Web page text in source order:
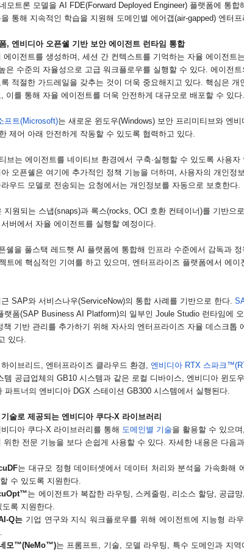
모트론 모델을 AI FDE(Forward Deployed Engineer) 플랫폼에 통합
통해 지속적인 학습을 지원해 도메인별 에어갭(air-gapped) 엔터
, 엔비디아 오픈쉘 기반 보안 에이전트 런타임 통합
에이전트를 생성하며 , 세션 간 컨텍스트를 기억하는 자율 에이전트
은 수준의 자율성으로 고급 워크플로우를 실행할 수 있다. 에이전
적절한 가드레일을 갖추는 것이 더욱 중요해지고 있다. 핵심은 개
, 이를 통해 자율 에이전트를 더욱 안전하게 대규모로 배포할 수 있다.
프트(Microsoft)는 새로운 윈도우(Windows) 보안 프리미티브와 엔
제어 아래 안전하게 작동할 수 있도록 협력하고 있다.
브는 에이전트를 네이티브 환경에서 구축·실행할 수 있도록 사용자
오픈쉘은 여기에 추가적인 정책 기능을 더하며 , 사용자의 개인정
라우드 모델로 전송되는 요청에서는 개인정보를 자동으로 보호한다.
지원되는 스냅(snaps)과 록스(rocks, OCI 호환 컨테이너)를 기반으
버에서 자율 에이전트를 실행할 예정이다.
쉘을 풀스택 레드햇 AI 플랫폼에 통합해 인프라 수준에서 감독과
트에 핵심적인 기여를 하고 있으며, 엔터프라이즈 플랫폼에서 에
SAP와 서비스나우(ServiceNow)의 통합 사례를 기반으로 한다.
랫폼(SAP Business AI Platform)의 일부인 Joule Studio 런타임에
책 기반 관리를 추가하기 위해 자사의 엔터프라이즈 자율 데스크톱
있다.
하이브리드, 엔터프라이즈 클라우드 환경 , 엔비디아RTX 스파크™
템 공급업체의 GB10 시스템과 같은 로컬 디바이스, 엔비디아 윈도
파트너의 엔비디아DGX 스테이션 GB300 시스템에서 실행된다.
술로 제공되는 엔비디아 쿠다-X 라이브러리
디아 쿠다-X 라이브러리를 통해 도메인별 기술을 활용할 수 있으며 ,
위한 전문 기능을 보다 손쉽게 사용할 수 있다. 자세한 내용은 다음
는 대규모 정형 데이터셋에서 데이터 처리와 분석을 가속화해
수 있도록 지원한다.
™는 에이전트가 복잡한 라우팅 , 스케줄링 , 리소스 할당, 공급망,
도록 지원한다.
Q는 기업 연구와 지식 워크플로우를 위해 에이전트에 지능형 라
.
모™(NeMo™)는 프롬프트, 기술, 모델 라우팅 , 특수 도메인과 지